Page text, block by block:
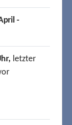
-
letzter